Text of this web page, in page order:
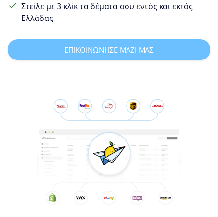
Στείλε με 3 κλίκ τα δέματα σου εντός και εκτός
Ελλάδας
ΕΠΙΚΟΙΝΩΝΗΣΕ ΜΑΖΙ ΜΑΣ